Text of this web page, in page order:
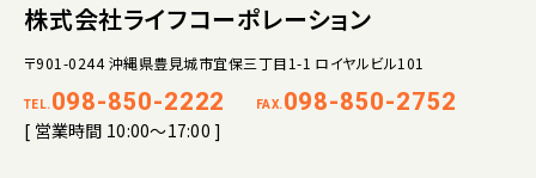
株式会社ライフコーポレーション
〒901-0244 沖縄県豊見城市宜保三丁目1-1 ロイヤルビル101
TEL. 098-850-2222 FAX. 098-850-2752
[ 営業時間 10:00～17:00 ]